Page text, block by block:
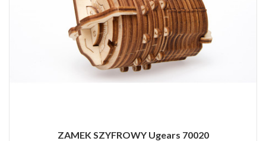
ZAMEK SZYFROWY Ugears 70020